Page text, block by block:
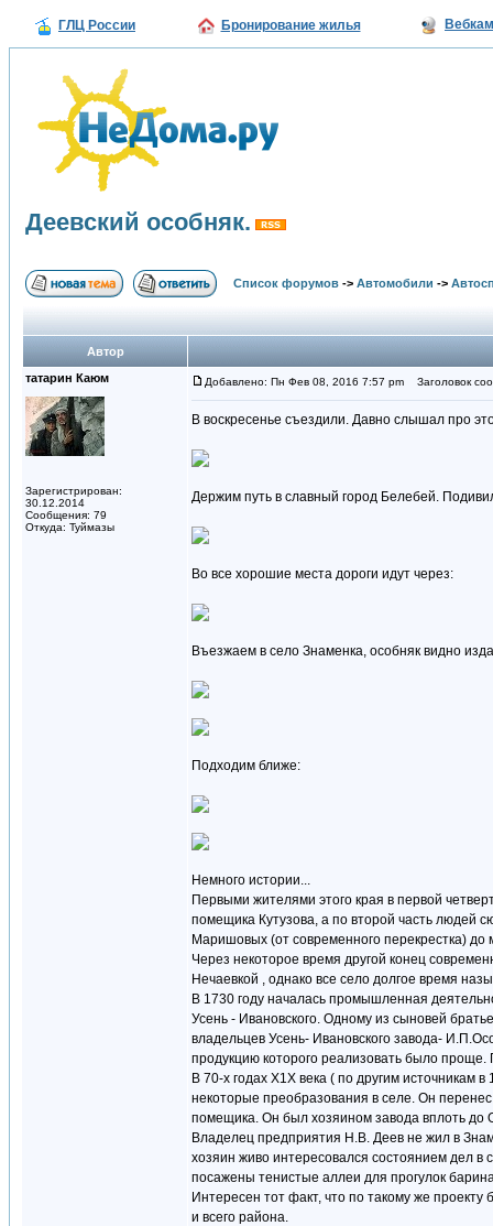
ГЛЦ России Бронирование жилья
Деевский особняк.
Список форумов -> Автомобили ->
Автор
татарин Каюм
Зарегистрирован:
30.12.2014
Сообщения: 79
Откуда: Туймазы
Добавлено: Пн Фев 08, 2016 7:57 pm Заголовок
В воскресенье съездили. Давно слышал про
Держим путь в славный город Белебей.
Во все хорошие места дороги идут через:
Въезжаем в село Знаменка, особняк видно
Подходим ближе:
Немного истории...
Первыми жителями этого края в первой
помещика Кутузова, а по второй часть людей
Маришовых (от современного перекрестка)
Через некоторое время другой конец
Нечаевкой , однако все село долгое время
В 1730 году началась промышленная
Усень - Ивановского. Одному из сыновей
владельцев Усень- Ивановского завода-
продукцию которого реализовать было проще.
В 70-х годах Х1Х века ( по другим
некоторые преобразования в селе. Он
помещика. Он был хозяином завода вплоть до
Владелец предприятия Н.В. Деев не жил в
хозяин живо интересовался состоянием дел в
посажены тенистые аллеи для прогулок
Интересен тот факт, что по такому же
и всего района.